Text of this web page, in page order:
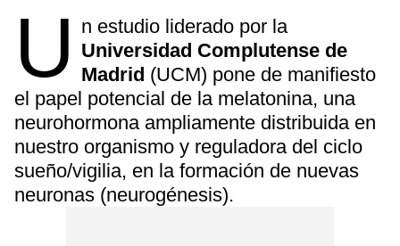
U n estudio liderado por la
Universidad Complutense de
Madrid (UCM) pone de manifiesto
el papel potencial de la melatonina, una
neurohormona ampliamente distribuida en
nuestro organismo y reguladora del ciclo
sueño/vigilia, en la formación de nuevas
neuronas (neurogénesis).